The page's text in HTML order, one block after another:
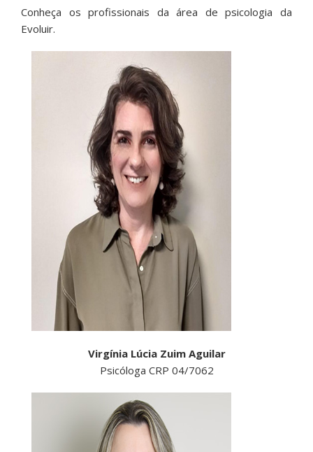
Conheça os profissionais da área de psicologia da
Evoluir.
Virgínia Lúcia Zuim Aguilar
Psicóloga CRP 04/7062